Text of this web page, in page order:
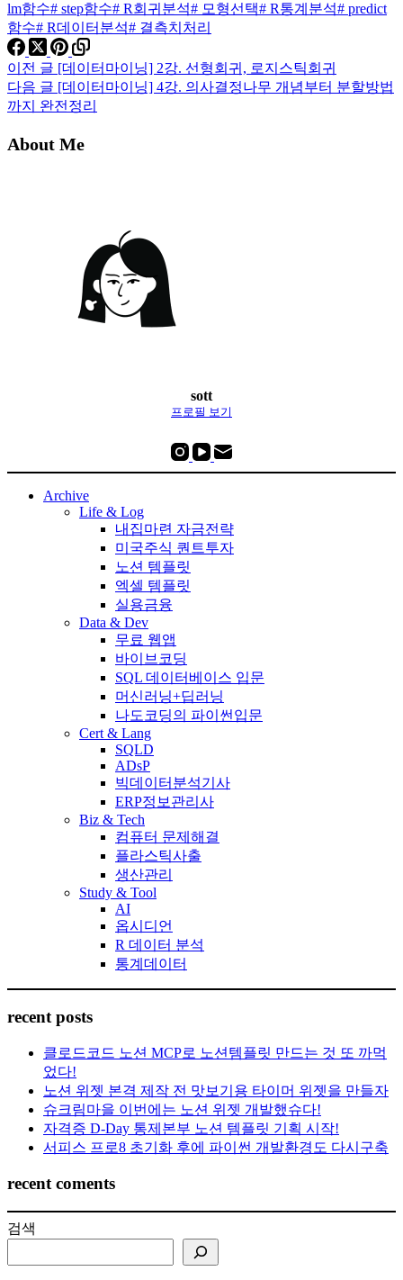
lm함수# step함수# R회귀분석# 모형선택# R통계분석# predict
함수# R데이터분석# 결측치처리
이전 글 [데이터마이닝] 2강. 선형회귀, 로지스틱회귀
다음 글 [데이터마이닝] 4강. 의사결정나무 개념부터 분할방법
까지 완전정리
About Me
sott
프로필 보기
Archive
Life & Log
내집마련 자금전략
미국주식 퀀트투자
노션 템플릿
엑셀 템플릿
실용금융
Data & Dev
무료 웹앱
바이브코딩
SQL 데이터베이스 입문
머신러닝+딥러닝
나도코딩의 파이썬입문
Cert & Lang
SQLD
ADsP
빅데이터분석기사
ERP정보관리사
Biz & Tech
컴퓨터 문제해결
플라스틱사출
생산관리
Study & Tool
AI
옵시디언
R 데이터 분석
통계데이터
recent posts
클로드코드 노션 MCP로 노션템플릿 만드는 것 또 까먹
었다!
노션 위젯 본격 제작 전 맛보기용 타이머 위젯을 만들자
슈크림마을 이번에는 노션 위젯 개발했슈다!
자격증 D-Day 통제본부 노션 템플릿 기획 시작!
서피스 프로8 초기화 후에 파이썬 개발환경도 다시구축
recent coments
검색